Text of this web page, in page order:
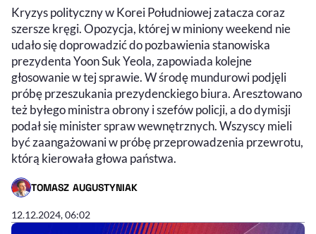
Kryzys polityczny w Korei Południowej zatacza coraz
szersze kręgi. Opozycja, której w miniony weekend nie
udało się doprowadzić do pozbawienia stanowiska
prezydenta Yoon Suk Yeola, zapowiada kolejne
głosowanie w tej sprawie. W środę mundurowi podjęli
próbę przeszukania prezydenckiego biura. Aresztowano
też byłego ministra obrony i szefów policji, a do dymisji
podał się minister spraw wewnętrznych. Wszyscy mieli
być zaangażowani w próbę przeprowadzenia przewrotu,
którą kierowała głowa państwa.
TOMASZ AUGUSTYNIAK
- AUTOR ARTYKUŁU - PROFIL
12.12.2024, 06:02
CZAS TRWANIA